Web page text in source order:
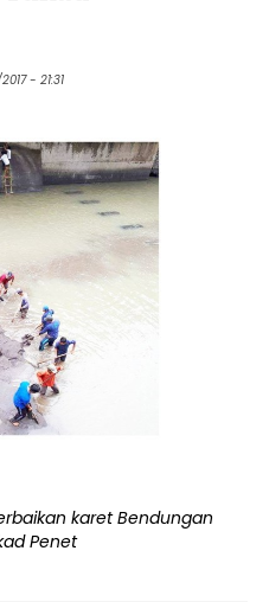
- 21:31
karet Bendungan
Penet